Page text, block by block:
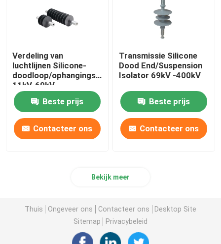
Verdeling van
luchtlijnen Silicone-
doodloop/ophangingsisolator
11kV-69kV
Beste prijs
Contacteer ons
Transmissie Silicone
Dood End/Suspension
Isolator 69kV -400kV
Beste prijs
Contacteer ons
Bekijk meer
Thuis Ongeveer ons Contacteer ons
Desktop Site
Sitemap
Privacybeleid